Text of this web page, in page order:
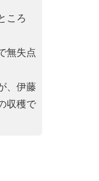
ころ
無失点
、伊藤
収穫で